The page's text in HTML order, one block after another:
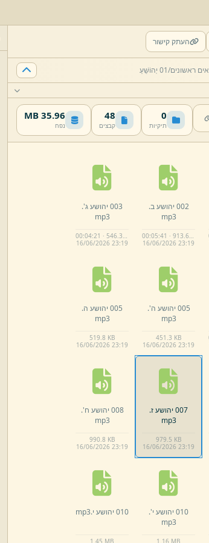
העתק קישור
01 יְהוֹשֻׁעַ
0
תיקיות
48
קבצים
35.96 MB
נפח
002 יהושע ב.
mp3
00:05:41 · 913.6 KB
16/06/2026 23:19
003 יהושע ג'.
mp3
00:04:21 · 546.3 KB
16/06/2026 23:19
005 יהושע ה'.
mp3
451.3 KB
16/06/2026 23:19
005 יהושע ה.
mp3
519.8 KB
16/06/2026 23:19
007 יהושע ז.
mp3
979.5 KB
16/06/2026 23:19
008 יהושע ח'.
mp3
990.8 KB
16/06/2026 23:19
010 יהושע י'.
mp3
1. 16 MB
010 יהושע י. mp3
1. 45 MB